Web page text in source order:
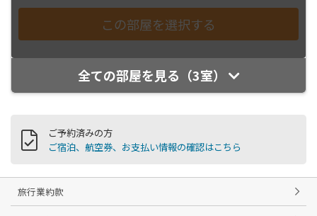
全ての部屋を見る（3室）
ご予約済みの方
ご宿泊、航空券、お支払い情報の確認はこちら
旅行業約款